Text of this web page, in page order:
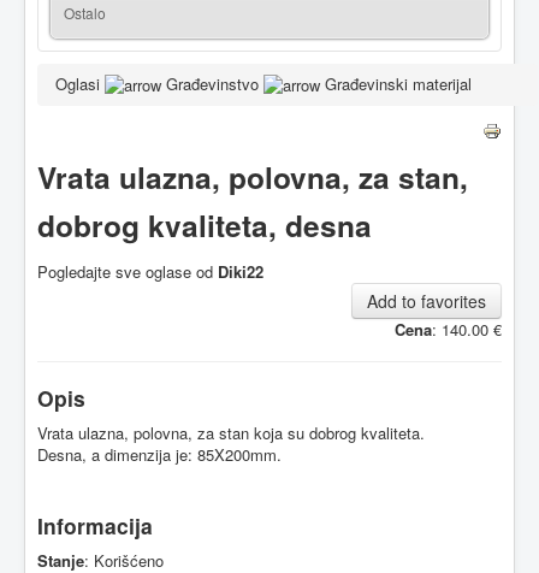
Ostalo
Oglasi Građevinstvo Građevinski materijal
Vrata ulazna, polovna, za stan,
dobrog kvaliteta, desna
Pogledajte sve oglase od Diki22
Add to favorites
Cena: 140.00 €
Opis
Vrata ulazna, polovna, za stan koja su dobrog kvaliteta.
Desna, a dimenzija je: 85X200mm.
Informacija
Stanje: Korišćeno